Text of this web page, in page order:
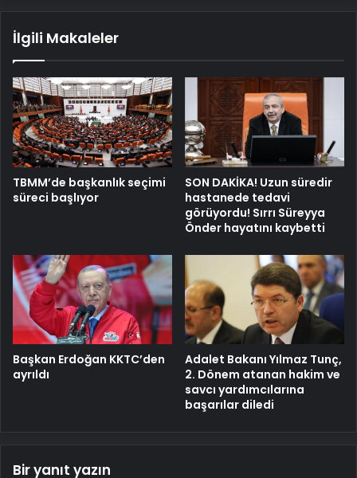
İlgili Makaleler
TBMM’de başkanlık seçimi
süreci başlıyor
SON DAKİKA! Uzun süredir
hastanede tedavi
görüyordu! Sırrı Süreyya
Önder hayatını kaybetti
Başkan Erdoğan KKTC’den
ayrıldı
Adalet Bakanı Yılmaz Tunç,
2. Dönem atanan hakim ve
savcı yardımcılarına
başarılar diledi
Bir yanıt yazın